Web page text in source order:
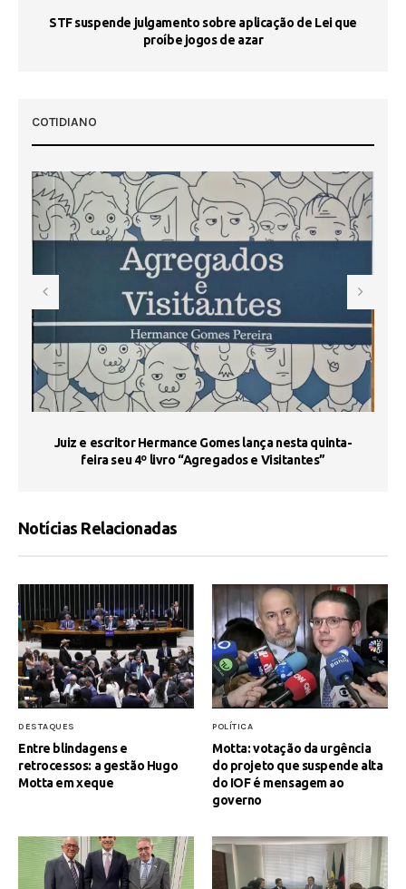
STF suspende julgamento sobre aplicação de Lei que
proíbe jogos de azar
COTIDIANO
Juiz e escritor Hermance Gomes lança nesta quinta-
feira seu 4º livro “Agregados e Visitantes”
Notícias Relacionadas
DESTAQUES
Entre blindagens e
retrocessos: a gestão Hugo
Motta em xeque
POLÍTICA
Motta: votação da urgência
do projeto que suspende alta
do IOF é mensagem ao
governo